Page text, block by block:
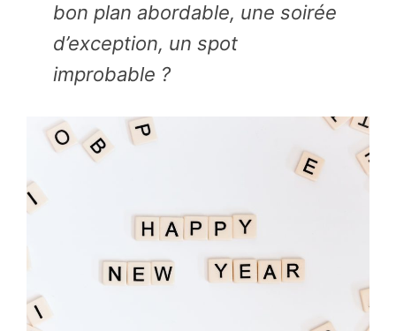
bon plan abordable, une soirée
d’exception, un spot
improbable ?